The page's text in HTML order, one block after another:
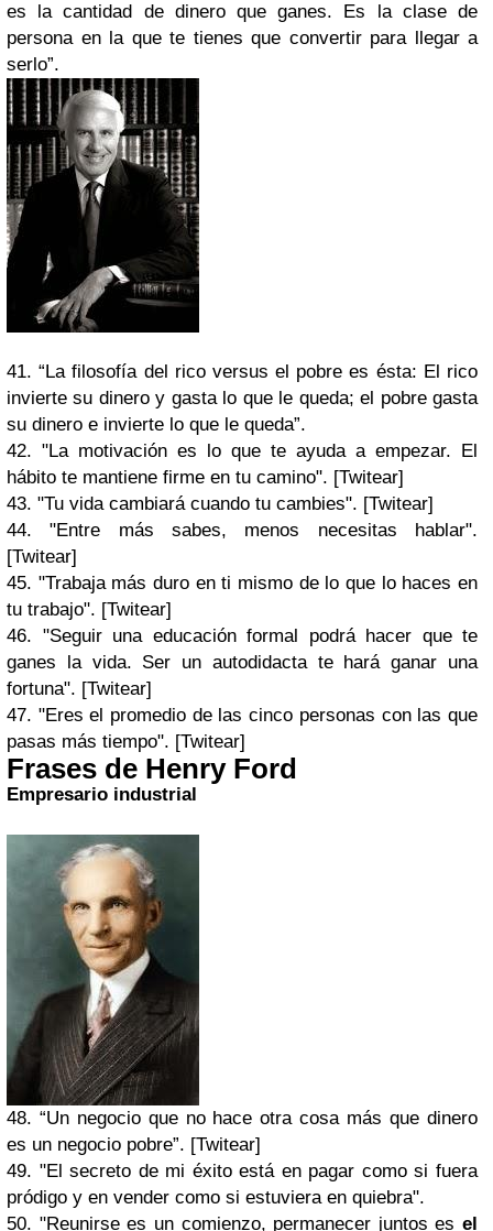
es la cantidad de dinero que ganes. Es la clase de
persona en la que te tienes que convertir para llegar a
serlo”.
41. “La filosofía del rico versus el pobre es ésta: El rico
invierte su dinero y gasta lo que le queda; el pobre gasta
su dinero e invierte lo que le queda”.
42. "La motivación es lo que te ayuda a empezar. El
hábito te mantiene firme en tu camino". [Twitear]
43. "Tu vida cambiará cuando tu cambies". [Twitear]
44. "Entre más sabes, menos necesitas hablar".
[Twitear]
45. "Trabaja más duro en ti mismo de lo que lo haces en
tu trabajo". [Twitear]
46. "Seguir una educación formal podrá hacer que te
ganes la vida. Ser un autodidacta te hará ganar una
fortuna". [Twitear]
47. "Eres el promedio de las cinco personas con las que
pasas más tiempo". [Twitear]
Frases de Henry Ford
Empresario industrial
48. “Un negocio que no hace otra cosa más que dinero
es un negocio pobre”. [Twitear]
49. "El secreto de mi éxito está en pagar como si fuera
pródigo y en vender como si estuviera en quiebra".
50. "Reunirse es un comienzo, permanecer juntos es el